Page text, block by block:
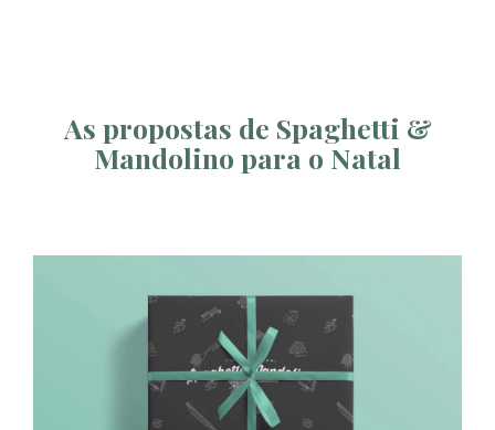
As propostas de Spaghetti &
Mandolino para o Natal